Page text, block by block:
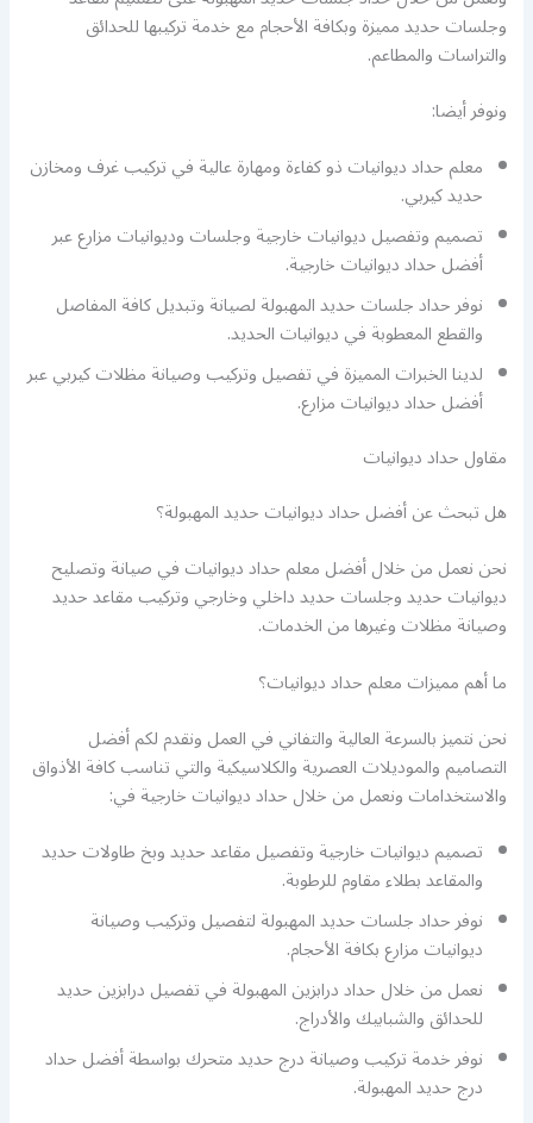
وجلسات حديد مميزة وبكافة الأحجام مع خدمة تركيبها للحدائق
والتراسات والمطاعم.
ونوفر أيضا:
معلم حداد ديوانيات ذو كفاءة ومهارة عالية في تركيب غرف ومخازن
حديد كيربي.
تصميم وتفصيل ديوانيات خارجية وجلسات وديوانيات مزارع عبر
أفضل حداد ديوانيات خارجية.
نوفر حداد جلسات حديد المهبولة لصيانة وتبديل كافة المفاصل
والقطع المعطوبة في ديوانيات الحديد.
لدينا الخبرات المميزة في تفصيل وتركيب وصيانة مظلات كيربي عبر
أفضل حداد ديوانيات مزارع.
مقاول حداد ديوانيات
هل تبحث عن أفضل حداد ديوانيات حديد المهبولة؟
نحن نعمل من خلال أفضل معلم حداد ديوانيات في صيانة وتصليح
ديوانيات حديد وجلسات حديد داخلي وخارجي وتركيب مقاعد حديد
وصيانة مظلات وغيرها من الخدمات.
ما أهم مميزات معلم حداد ديوانيات؟
نحن نتميز بالسرعة العالية والتفاني في العمل ونقدم لكم أفضل
التصاميم والموديلات العصرية والكلاسيكية والتي تناسب كافة الأذواق
والاستخدامات ونعمل من خلال حداد ديوانيات خارجية في:
تصميم ديوانيات خارجية وتفصيل مقاعد حديد وبخ طاولات حديد
والمقاعد بطلاء مقاوم للرطوبة.
نوفر حداد جلسات حديد المهبولة لتفصيل وتركيب وصيانة
ديوانيات مزارع بكافة الأحجام.
نعمل من خلال حداد درابزين المهبولة في تفصيل درابزين حديد
للحدائق والشبابيك والأدراج.
نوفر خدمة تركيب وصيانة درج حديد متحرك بواسطة أفضل حداد
درج حديد المهبولة.